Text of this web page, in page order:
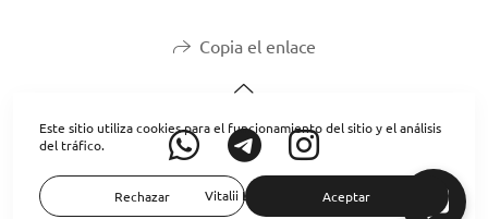
Copia el enlace
Vitalii Lumier
Este sitio utiliza cookies para el funcionamiento del sitio y el análisis
del tráfico.
Rechazar Aceptar